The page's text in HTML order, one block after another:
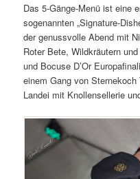
Das 5-Gänge-Menü ist eine
sogenannten „Signature-
der genussvolle Abend mit
Roter Bete, Wildkräutern
und Bocuse D’Or
einem Gang von
Landei mit Knollensellerie